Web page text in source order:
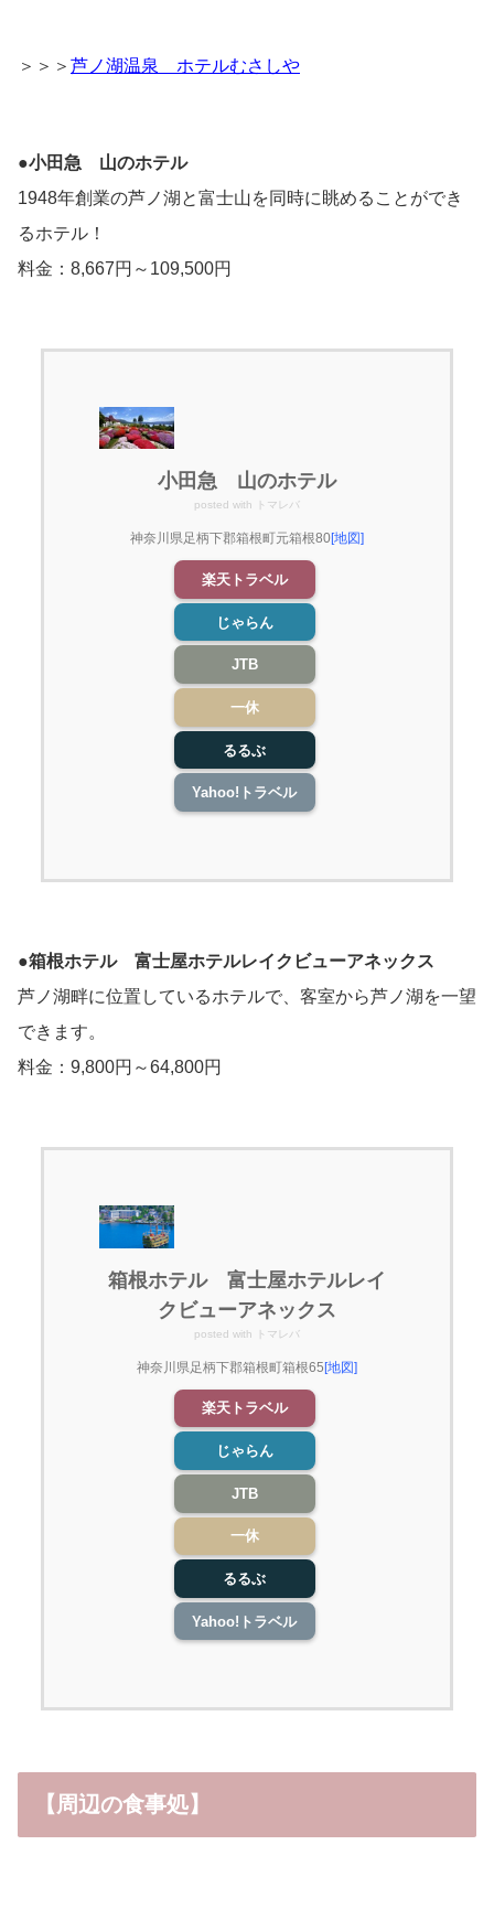
＞＞＞ 芦ノ湖温泉 ホテルむさしや
●小田急 山のホテル
1948年創業の芦ノ湖と富士山を同時に眺めることができ
るホテル！
料金：8,667円～109,500円
小田急 山のホテル
posted with トマレバ
神奈川県足柄下郡箱根町元箱根80[地図]
楽天トラベル
じゃらん
JTB
一休
るるぶ
Yahoo!トラベル
●箱根ホテル 富士屋ホテルレイクビューアネックス
芦ノ湖畔に位置しているホテルで、客室から芦ノ湖を一望
できます。
料金：9,800円～64,800円
箱根ホテル 富士屋ホテルレイ
クビューアネックス
posted with トマレバ
神奈川県足柄下郡箱根町箱根65[地図]
楽天トラベル
じゃらん
JTB
一休
るるぶ
Yahoo!トラベル
【周辺の食事処】